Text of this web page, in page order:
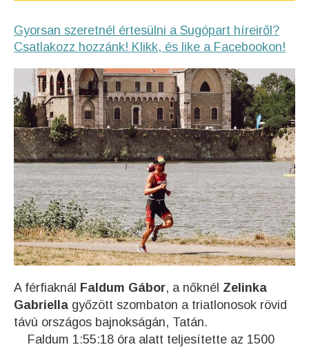
Gyorsan szeretnél értesülni a Sugópart híreiről?
Csatlakozz hozzánk! Klikk, és like a Facebookon!
A férfiaknál Faldum Gábor, a nőknél Zelinka
Gabriella győzött szombaton a triatlonosok rövid
távú országos bajnokságán, Tatán.
Faldum 1:55:18 óra alatt teljesítette az 1500